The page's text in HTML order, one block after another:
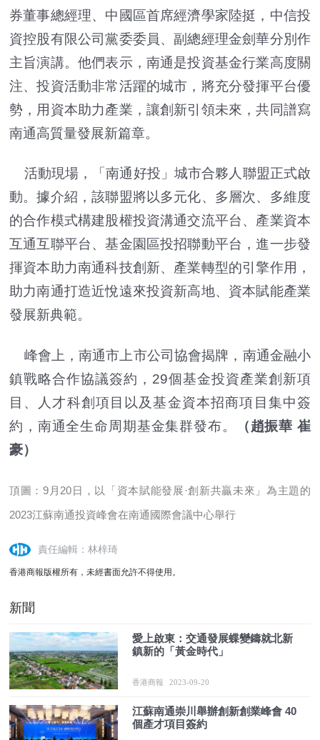
券董事總經理、中國區首席經濟學家陸挺，中信投
資控股有限公司黨委委員、副總經理金劍華分別作
主旨演講。他們表示，南通是投資基金行業高度關
注、投資活動非常活躍的城市，將充分發揮平台優
勢，用資本助力產業，讓創新引領未來，共同譜寫
南通高質量發展新篇章。
活動現場，「南通好投」城市合夥人聯盟正式啟
動。據介紹，該聯盟將以多元化、多層次、多維度
的合作模式構建股權投資溝通交流平台、產業資本
互通互聯平台、基金園區投招聯動平台，進一步發
揮資本助力南通科技創新、產業轉型的引擎作用，
助力南通打造近悅遠來投資新高地、資本賦能產業
發展新典範。
峰會上，南通市上市公司協會揭牌，南通金融小
鎮戰略合作協議簽約，29個基金投資產業創新項
目、人才科創項目以及基金資本招商項目集中簽
約，南通全生命周期基金集群發布。
（趙振華 崔
豪）
頂圖：9月20日，以「資本賦能發展·創新共贏未來」為主題的
2023江蘇南通投資峰會在南通國際會議中心舉行
責任編輯：林梓琦
香港商報版權所有，未經書面允許不得使用。
新聞
愛上啟東：交通發展蝶變鑄就北新
鎮新的「黃金時代」
香港商報 2023-09-20
江蘇南通崇川舉辦創新創業峰會 40
個產才項目簽約